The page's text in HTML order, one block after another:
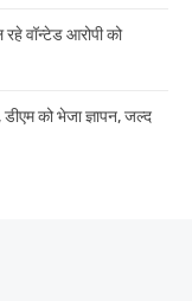
वॉन्टेड आरोपी को
को भेजा ज्ञापन, जल्द